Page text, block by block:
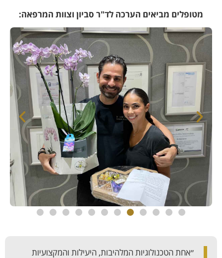
מטופלים מביאים הערכה לד"ר סביון וצוות המרפאה:
״אחת הטכנולוגיות המלהיבות, היעילות והמקצועיות